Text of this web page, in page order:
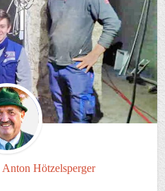
Anton Hötzelsperger